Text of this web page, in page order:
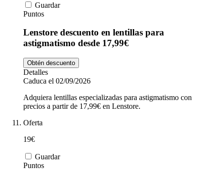
Guardar
Puntos
Lenstore descuento en lentillas para
astigmatismo desde 17,99€
Obtén descuento
Detalles
Caduca el 02/09/2026
Adquiera lentillas especializadas para astigmatismo con
precios a partir de 17,99€ en Lenstore.
Oferta
19€
Guardar
Puntos